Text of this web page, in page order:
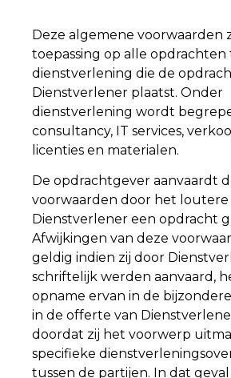
Deze algemene voorwaarden
toepassing op alle opdrachten
dienstverlening die de
Dienstverlener plaatst. Onder
dienstverlening wordt
consultancy, IT services,
licenties en materialen.
De opdrachtgever aanvaardt
voorwaarden door het loutere
Dienstverlener een opdracht
Afwijkingen van deze
geldig indien zij door
schriftelijk werden aanvaard,
opname ervan in de
in de offerte van
doordat zij het voorwerp
specifieke
tussen de partijen. In dat